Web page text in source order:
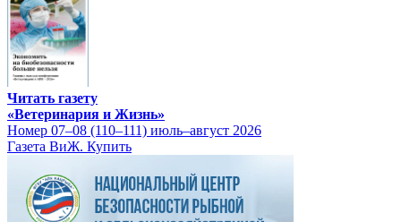
Читать газету
«Ветеринария и Жизнь»
Номер 07–08 (110–111) июль–август 2026
Газета ВиЖ. Купить